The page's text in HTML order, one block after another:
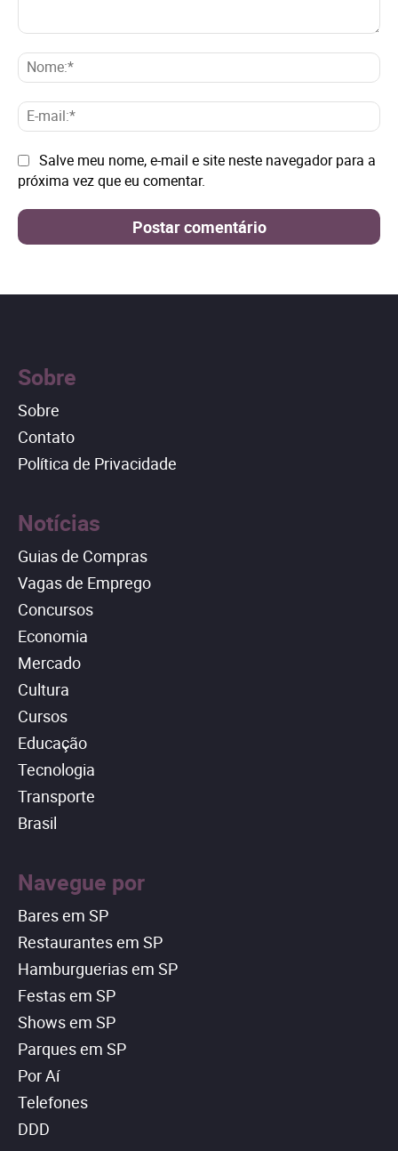
E-
Site: Salve meu nome, e-mail e site neste navegador para a
próxima vez que eu comentar.
Sobre
Sobre
Contato
Política de Privacidade
Notícias
Guias de Compras
Vagas de Emprego
Concursos
Economia
Mercado
Cultura
Cursos
Educação
Tecnologia
Transporte
Brasil
Navegue por
Bares em SP
Restaurantes em SP
Hamburguerias em SP
Festas em SP
Shows em SP
Parques em SP
Por Aí
Telefones
DDD